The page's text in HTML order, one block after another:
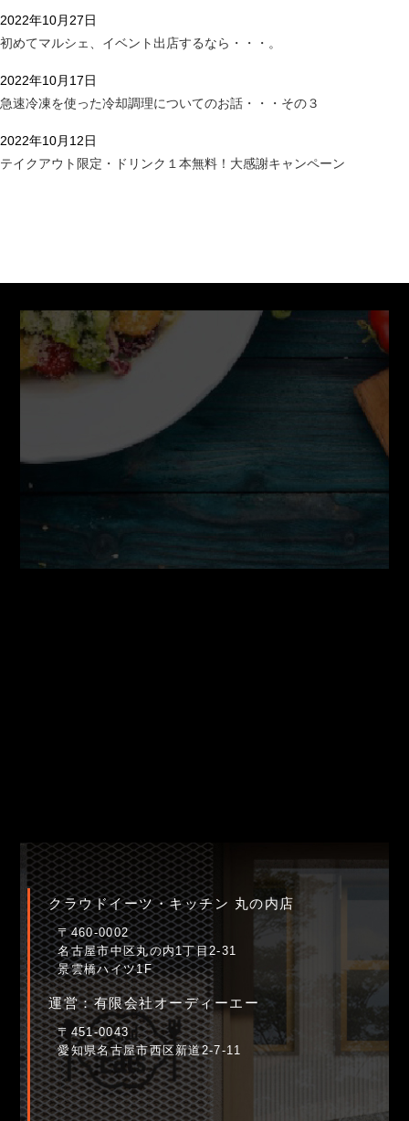
初めてマルシェ、イベント出店するなら・・・。
2022年10月27日
急速冷凍を使った冷却調理についてのお話・・・その３
2022年10月17日
テイクアウト限定・ドリンク１本無料！大感謝キャンペーン
2022年10月12日
クラウドイーツ・キッチン 丸の内店
〒460-0002
名古屋市中区丸の内1丁目2-31
景雲橋ハイツ1F
運営：有限会社オーディーエー
〒451-0043
愛知県名古屋市西区新道2-7-11